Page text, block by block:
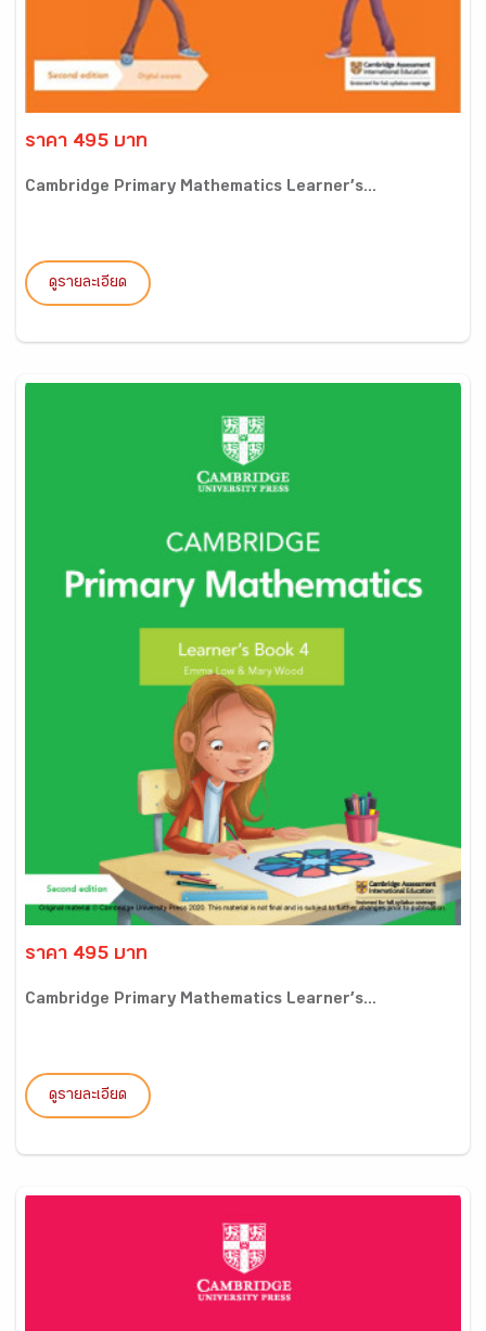
ราคา 495 บาท
Cambridge Primary Mathematics Learner’s...
ดูรายละเอียด
ราคา 495 บาท
Cambridge Primary Mathematics Learner’s...
ดูรายละเอียด